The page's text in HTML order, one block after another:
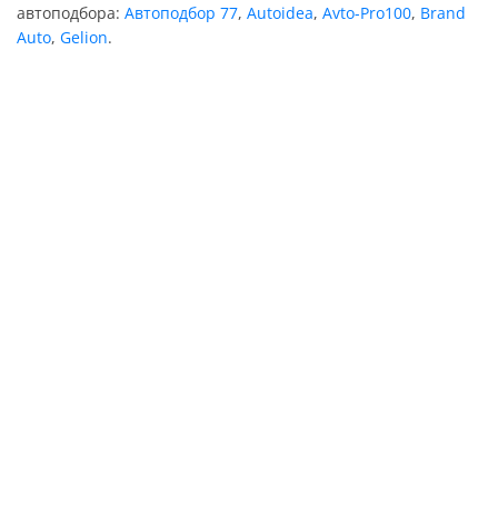
автоподбора: Автоподбор 77, Autoidea, Avto-Pro100, Brand
Auto, Gelion.